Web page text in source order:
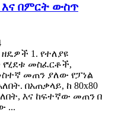
እና በምርት ውስጥ
1. የተለያዩ
የሂደቱ መስፈርቶች,
መጠን ያለው የፓነል
በአጠቃላይ, ከ 80x80
እና ከፍተኛው መጠን በ
...